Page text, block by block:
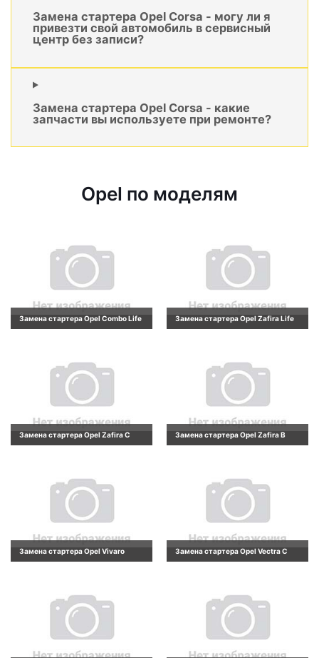
Замена стартера Opel Corsa - могу ли я
привезти свой автомобиль в сервисный
центр без записи?
Замена стартера Opel Corsa - какие
запчасти вы используете при ремонте?
Opel по моделям
Замена стартера Opel Combo Life Замена стартера Opel Zafira Life
Замена стартера Opel Zafira C Замена стартера Opel Zafira B
Замена стартера Opel Vivaro Замена стартера Opel Vectra C